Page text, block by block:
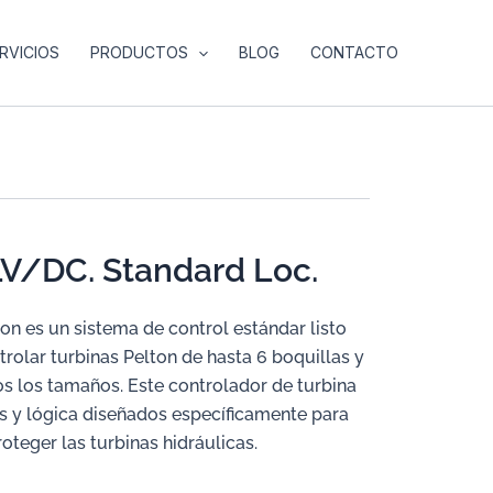
PRODUCTOS BLOG CONTACTO
DC. Standard Loc.
es un sistema de control estándar listo
turbinas Pelton de hasta 6 boquillas y
los tamaños. Este controlador de turbina
lógica diseñados específicamente para
las turbinas hidráulicas.